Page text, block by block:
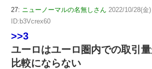
27: ニューノーマルの名無しさん 2022/10/28(金
ID:b3Vcrex60
>>3
ユーロはユーロ圏内での取引
比較にならない